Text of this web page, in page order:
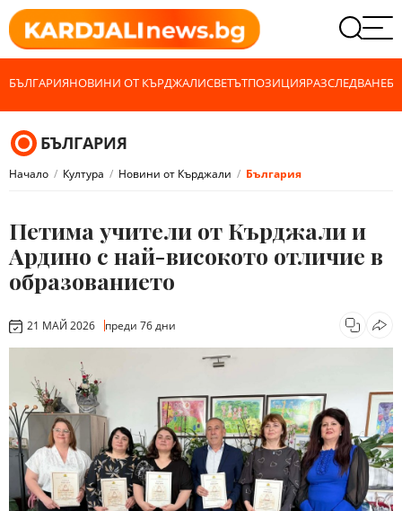
БЪЛГАРИЯНОВИНИ ОТ КЪРДЖАЛИСВЕТЪТПОЗИЦИЯРАЗСЛЕДВАНЕ
БЪЛГАРИЯ
Начало Култура Новини от Кърджали България
Петима учители от Кърджали и
Ардино с най-високото отличие в
образованието
21 МАЙ 2026 преди 76 дни